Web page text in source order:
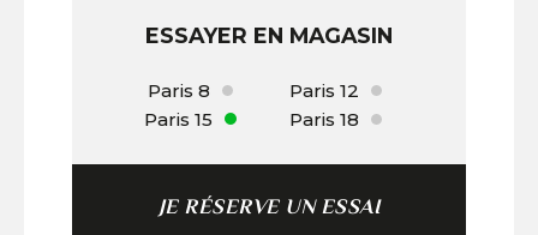
ESSAYER EN MAGASIN
Paris 8
Paris 12
Paris 15
Paris 18
JE RÉSERVE UN ESSAI